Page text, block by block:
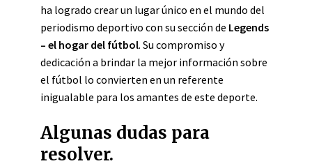
ha logrado crear un lugar único en el mundo del
periodismo deportivo con su sección de Legends
– el hogar del fútbol. Su compromiso y
dedicación a brindar la mejor información sobre
el fútbol lo convierten en un referente
inigualable para los amantes de este deporte.
Algunas dudas para
resolver.